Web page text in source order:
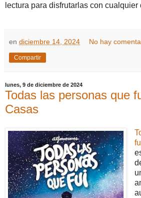
lectura para disfrutarlas con cualquier
en diciembre 14, 2024 No hay
Compartir
lunes, 9 de diciembre de 2024
Todas las personas que
Casas